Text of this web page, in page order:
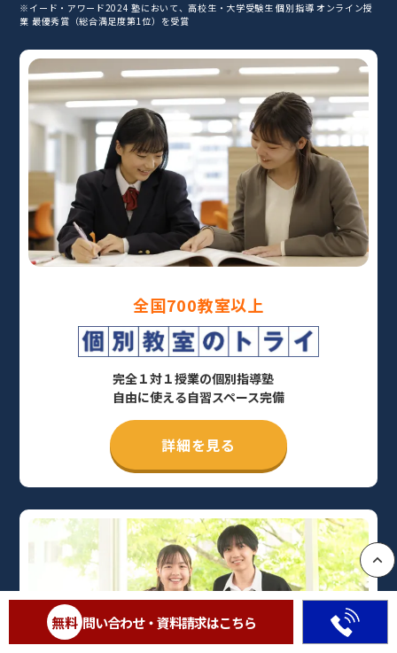
※イード・アワード2024 塾において、高校生・大学受験生 個別指導 オンライン授
業 最優秀賞（総合満足度第1位）を受賞
全国700教室以上
完全１対１授業の個別指導塾
自由に使える自習スペース完備
詳細を見る
無料 問い合わせ・資料請求はこちら